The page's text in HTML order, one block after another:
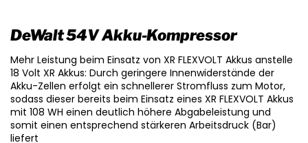
DeWalt 54V Akku-Kompressor
Mehr Leistung beim Einsatz von XR FLEXVOLT Akkus anstelle
18 Volt XR Akkus: Durch geringere Innenwiderstände der
Akku-Zellen erfolgt ein schnellerer Stromfluss zum Motor,
sodass dieser bereits beim Einsatz eines XR FLEXVOLT Akkus
mit 108 WH einen deutlich höhere Abgabeleistung und
somit einen entsprechend stärkeren Arbeitsdruck (Bar)
liefert